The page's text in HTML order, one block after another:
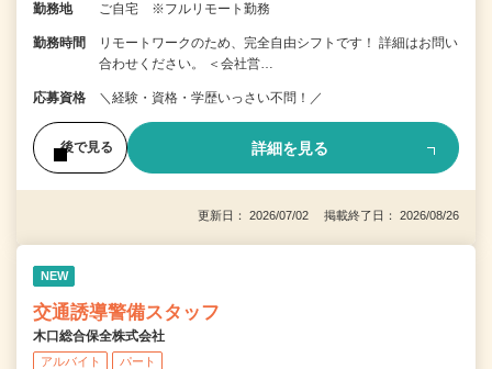
勤務地 ご自宅 ※フルリモート勤務
勤務時間
リモートワークのため、完全自由シフトです！ 詳細はお問い
合わせください。 ＜会社営…
応募資格 ＼経験・資格・学歴いっさい不問！／
後で見る 詳細を見る
更新日： 2026/07/02 掲載終了日： 2026/08/26
NEW
交通誘導警備スタッフ
木口総合保全株式会社
アルバイト パート